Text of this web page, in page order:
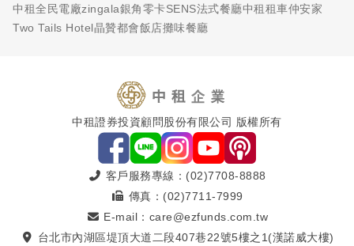
中租全民電廠zingala銀角零卡SENS法式餐廳中租租車仲安家
Two Tails Hotel晶贊都會飯店攤味餐廳
中租證券投資顧問股份有限公司 版權所有
客戶服務專線：(02)7708-8888
傳真：(02)7711-7999
E-mail：care@ezfunds.com.tw
台北市內湖區堤頂大道二段407巷22號5樓之1(漢諾威大樓)